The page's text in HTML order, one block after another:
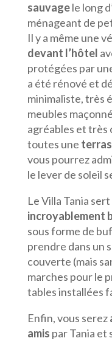
sauvagele long
ménageant de
Il y a même une
devant l’hôtel
protégées par
a été rénové et
minimaliste, très
meubles
agréables et très
toutes une
vous pourrez
le lever de soleil
Le Villa Tania sert
incroyablement
sous forme de
prendre dans un
couverte (mais
marches pour le
tables installées
Enfin, vous serez
amis par Tania et